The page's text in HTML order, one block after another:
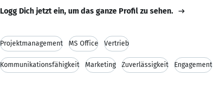
Logg Dich jetzt ein, um das ganze Profil zu sehen.
Projektmanagement MS Office Vertrieb
Kommunikationsfähigkeit Marketing Zuverlässigkeit Engagement